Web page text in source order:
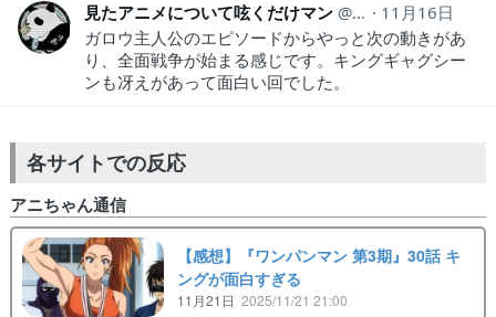
見たアニメについて呟くだけマン animeozy
11月16日
ガロウ主人公のエピソードからやっと次の動きがあ
り、全面戦争が始まる感じです。キングギャグシー
ンも冴えがあって面白い回でした。
各サイトでの反応
アニちゃん通信
【感想】『ワンパンマン 第3期』30話 キ
ングが面白すぎる
11月21日 2025/11/21 21:00